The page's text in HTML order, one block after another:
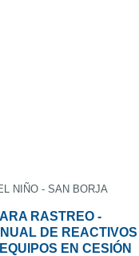
NIÑO - SAN BORJA
RASTREO -
DE REACTIVOS
EN CESIÓN